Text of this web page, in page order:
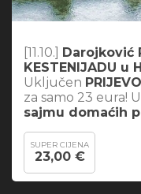
[11.10.]
Darojković
KESTENIJADU
Uključen
za samo 23 eura!
sajmu domaćih
SUPER CIJENA
23,00 €